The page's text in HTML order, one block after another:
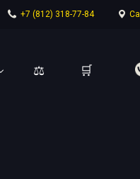
+7 (812) 318-77-84
⚖ 🛒